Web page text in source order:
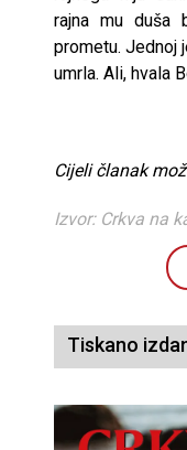
rajna mu duša
prometu. Jednoj
umrla. Ali, hvala
Cijeli članak
Izvor: Crkva na
Tiskano